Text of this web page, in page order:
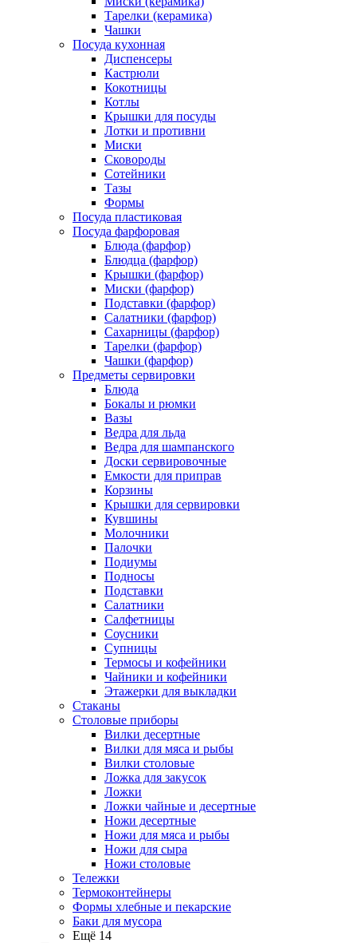
Тарелки (керамика)
Чашки
Посуда кухонная
Диспенсеры
Кастрюли
Кокотницы
Котлы
Крышки для посуды
Лотки и противни
Миски
Сковороды
Сотейники
Тазы
Формы
Посуда пластиковая
Посуда фарфоровая
Блюда (фарфор)
Блюдца (фарфор)
Крышки (фарфор)
Миски (фарфор)
Подставки (фарфор)
Салатники (фарфор)
Сахарницы (фарфор)
Тарелки (фарфор)
Чашки (фарфор)
Предметы сервировки
Блюда
Бокалы и рюмки
Вазы
Ведра для льда
Ведра для шампанского
Доски сервировочные
Емкости для приправ
Корзины
Крышки для сервировки
Кувшины
Молочники
Палочки
Подиумы
Подносы
Подставки
Салатники
Салфетницы
Соусники
Супницы
Термосы и кофейники
Чайники и кофейники
Этажерки для выкладки
Стаканы
Столовые приборы
Вилки десертные
Вилки для мяса и рыбы
Вилки столовые
Ложка для закусок
Ложки
Ложки чайные и десертные
Ножи десертные
Ножи для мяса и рыбы
Ножи для сыра
Ножи столовые
Тележки
Термоконтейнеры
Формы хлебные и пекарские
Баки для мусора
Ещё 14